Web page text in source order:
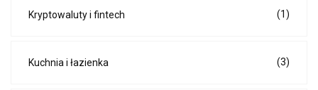
Kryptowaluty i fintech (1)
Kuchnia i łazienka (3)